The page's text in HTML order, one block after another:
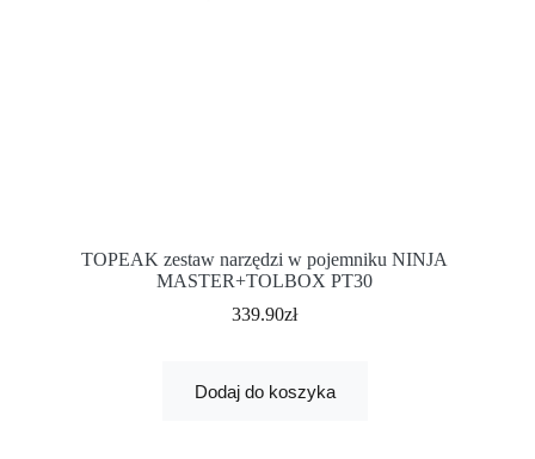
TOPEAK zestaw narzędzi w pojemniku NINJA
MASTER+TOLBOX PT30
339.90zł
Dodaj do koszyka